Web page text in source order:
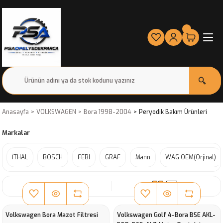
Anasayfa VOLKSWAGEN Bora 1998-2004 Peryodik Bakım Ürünleri
Markalar
İTHAL BOSCH FEBI GRAF Mann WAG OEM(Orjinal)
Volkswagen Bora Mazot Filtresi
Volkswagen Golf 4-Bora BSE AKL-